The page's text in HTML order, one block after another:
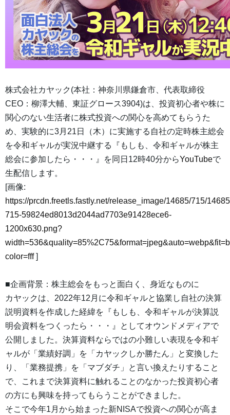
株式会社カヤック(本社：神奈川県鎌倉市、代表取締役
CEO：柳澤大輔、東証グロース3904)は、投資初心者や株に
関心のない生活者に株式投資への関心を高めてもらうた
め、実験的に3月21日（木）に実施する自社の定時株主総会
を令和ギャルが実況中継する『もしも、令和ギャルが株主
総会に参加したら・・・』を同日12時40分からYouTubeで
生配信します。
[画像:
https://prcdn.freetls.fastly.net/release_image/14685/715/
715-59824ed8013d2044ad7703e91428ece6-
1200x630.png?
color=fff]
■企画背景：株主総会をもっと面白く、身近なものに
カヤックは、2022年12月に令和ギャルと協業し自社の決算
説明資料を作成した経緯を『もしも、令和ギャルが決算説
明会資料をつくったら・・・』としてオウンドメディアで
公開しました。決算資料ならではの小難しい表現を令和ギ
ャルが「業績好調」を「カヤックしか勝たん」と変換した
り、「業務提携」を「マブダチ」と言い換えたりすること
で、これまで決算資料に触れることのなかった投資初心者
の方にも興味を持ってもらうことができました。
そこで今年1月から始まった新NISAで投資への関心が高ま